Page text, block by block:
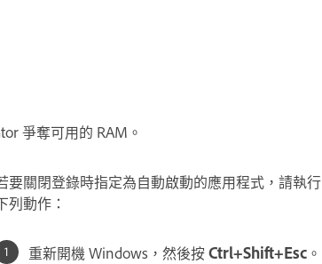
爭奪可用的 RAM。
要關閉登錄時指定為自動啟動的應用程式，請執行
列動作：
重新開機 Windows，然後按Ctrl+Shift+Esc。